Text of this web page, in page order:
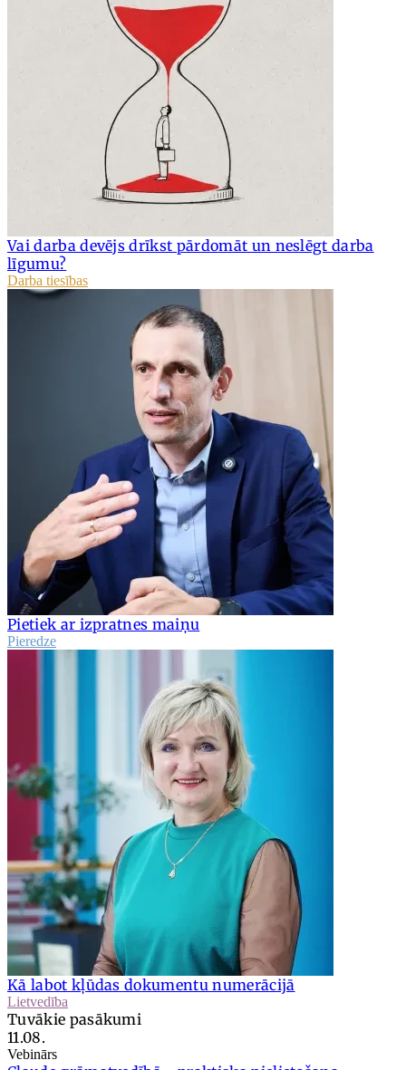
Vai darba devējs drīkst pārdomāt un neslēgt darba
līgumu?
Darba tiesības
Pietiek ar izpratnes maiņu
Pieredze
Kā labot kļūdas dokumentu numerācijā
Lietvedība
Tuvākie pasākumi
11.08.
Vebinārs